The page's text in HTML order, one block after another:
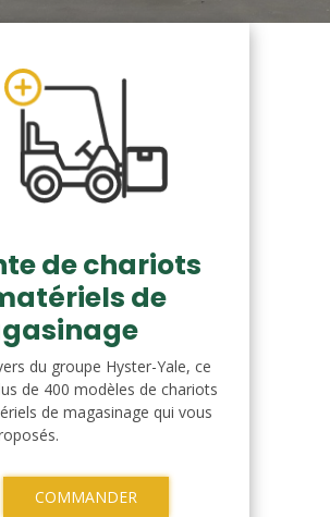
de chariots
de
du groupe Hyster-Yale, ce
de 400 modèles de chariots
de magasinage qui vous
COMMANDER